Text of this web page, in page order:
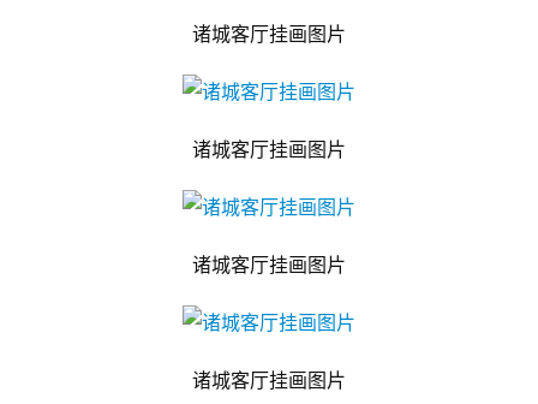
诸城客厅挂画图片
诸城客厅挂画图片
诸城客厅挂画图片
诸城客厅挂画图片